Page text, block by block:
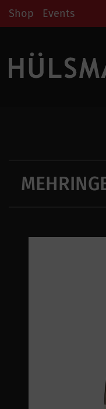
Shop Events